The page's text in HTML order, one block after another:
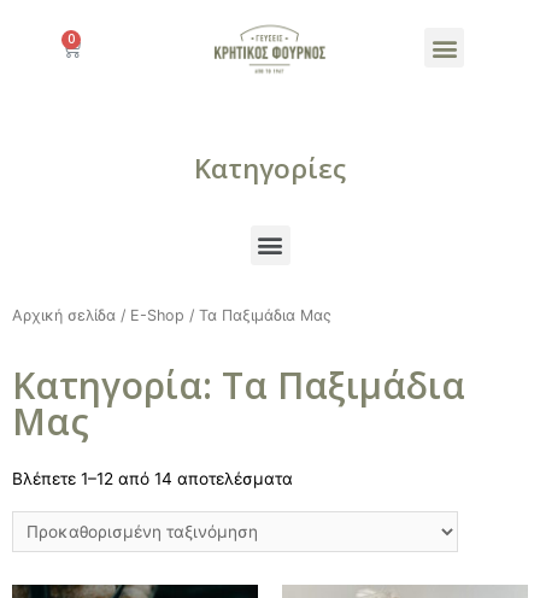
Κατηγορίες
Αρχική σελίδα / E-Shop / Τα Παξιμάδια Μας
Κατηγορία: Τα Παξιμάδια
Μας
Βλέπετε 1–12 από 14 αποτελέσματα